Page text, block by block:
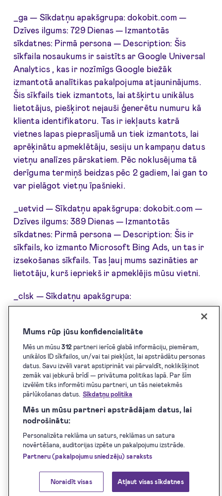
_ga — Sīkdatņu apakšgrupa: dokobit.com —
Dzīves ilgums: 729 Dienas — Izmantotās
sīkdatnes: Pirmā persona — Description: Šis
sīkfaila nosaukums ir saistīts ar Google Universal
Analytics , kas ir nozīmīgs Google biežāk
izmantotā analītikas pakalpojuma atjauninājums.
Šis sīkfails tiek izmantots, lai atšķirtu unikālus
lietotājus, piešķirot nejauši ģenerētu numuru kā
klienta identifikatoru. Tas ir iekļauts katrā
vietnes lapas pieprasījumā un tiek izmantots, lai
aprēķinātu apmeklētāju, sesiju un kampaņu datus
vietņu analīzes pārskatiem. Pēc noklusējuma tā
derīguma termiņš beidzas pēc 2 gadiem, lai gan to
var pielāgot vietņu īpašnieki.
_uetvid — Sīkdatņu apakšgrupa: dokobit.com —
Dzīves ilgums: 389 Dienas — Izmantotās
sīkdatnes: Pirmā persona — Description: Šis ir
sīkfails, ko izmanto Microsoft Bing Ads, un tas ir
izsekošanas sīkfails. Tas ļauj mums sazināties ar
lietotāju, kurš iepriekš ir apmeklējis mūsu vietni.
_clsk — Sīkdatņu apakšgrupa:
kasutajatugi.dokobit.com — Dzīves ilgums: Dažas
sekundes — Izmantotās sīkdatnes: Pirmā persona
— Description: Used by Microsoft Clarity to
connect multiple page views by a user into a
single Clarity session recording.
Obligāti nepieciešamās sīkdatnes
selected_language — Sīkdatņu apakšgrupa:
dokobit.com — Dzīves ilgums: Sesija —
Izmantotās sīkdatnes: Pirmā persona —
Description: The first-party cookie that enables
the application to keep the same user-selected
language throughout the session.
OptanonConsent — Sīkdatņu apakšgrupa:
Mums rūp jūsu konfidencialitāte
Mēs un mūsu312partneri ierīcē glabā informāciju, piemēram,
unikālos ID sīkfailos, un/vai tai piekļūst, lai apstrādātu personas
datus. Savu izvēli varat apstiprināt vai pārvaldīt, noklikšķinot
zemāk vai jebkurā brīdī — privātuma politikas lapā. Par šīm
izvēlēm tiks informēti mūsu partneri, un tās neietekmēs
pārlūkošanas datus. Sīkdatņu politika
Mēs un mūsu partneri apstrādājam datus, lai
nodrošinātu:
Personalizēta reklāma un saturs, reklāmas un satura
novērtēšana, auditorijas izpēte un pakalpojumu izstrāde.
Partneru (pakalpojumu sniedzēju) saraksts
Noraidīt visas Atļaut visas sīkdatnes